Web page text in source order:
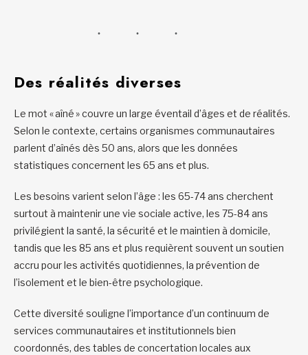
Des réalités diverses
Le mot « aîné » couvre un large éventail d’âges et de réalités.
Selon le contexte, certains organismes communautaires
parlent d’aînés dès 50 ans, alors que les données
statistiques concernent les 65 ans et plus.
Les besoins varient selon l’âge : les 65-74 ans cherchent
surtout à maintenir une vie sociale active, les 75-84 ans
privilégient la santé, la sécurité et le maintien à domicile,
tandis que les 85 ans et plus requièrent souvent un soutien
accru pour les activités quotidiennes, la prévention de
l’isolement et le bien-être psychologique.
Cette diversité souligne l’importance d’un continuum de
services communautaires et institutionnels bien
coordonnés, des tables de concertation locales aux